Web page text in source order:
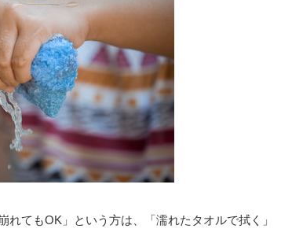
てもOK」という方は、「濡れたタオルで拭く」